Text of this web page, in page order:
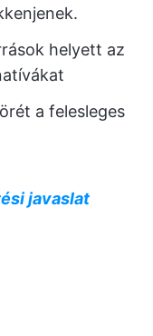
helyett az
a felesleges
javaslat